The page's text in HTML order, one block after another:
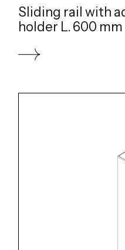
Sliding rail with
holder L. 600 mm